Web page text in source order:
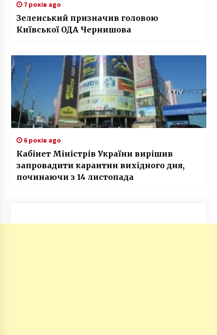
7 років ago
Зеленський призначив головою
Київської ОДА Чернишова
6 років ago
Кабінет Міністрів України вирішив
запровадити карантин вихідного дня,
починаючи з 14 листопада